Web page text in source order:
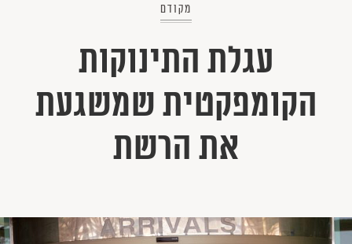
אופנה
ביוטי
סלבס
המגזין
מקודם
עגלת התינוקות
הקומפקטית שמשגעת
את הרשת